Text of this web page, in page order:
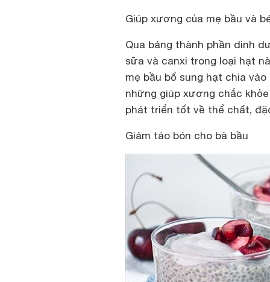
Giúp xương của mẹ bầu và
Qua bảng thành phần dinh
sữa và canxi trong loại hạt
mẹ bầu bổ sung hạt chia
những giúp xương chắc
phát triển tốt về thể chất,
Giảm táo bón cho bà bầu